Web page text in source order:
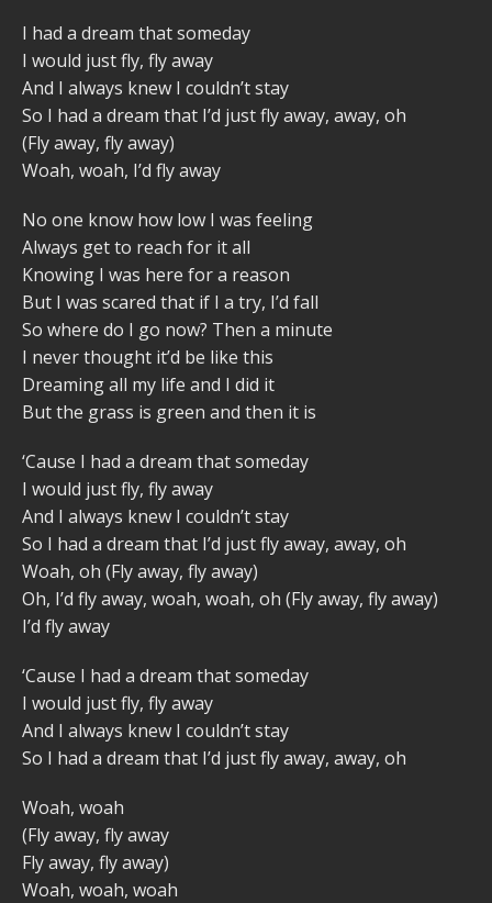
I had a dream that someday
I would just fly, fly away
And I always knew I couldn’t stay
So I had a dream that I’d just fly away, away, oh
(Fly away, fly away)
Woah, woah, I’d fly away
No one know how low I was feeling
Always get to reach for it all
Knowing I was here for a reason
But I was scared that if I a try, I’d fall
So whеre do I go now? Then a minute
I nеver thought it’d be like this
Dreaming all my life and I did it
But the grass is green and then it is
‘Cause I had a dream that someday
I would just fly, fly away
And I always knew I couldn’t stay
So I had a dream that I’d just fly away, away, oh
Woah, oh (Fly away, fly away)
Oh, I’d fly away, woah, woah, oh (Fly away, fly away)
I’d fly away
‘Cause I had a dream that someday
I would just fly, fly away
And I always knew I couldn’t stay
So I had a dream that I’d just fly away, away, oh
Woah, woah
(Fly away, fly away
Fly away, fly away)
Woah, woah, woah